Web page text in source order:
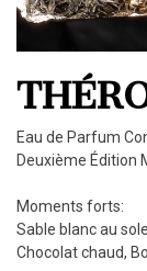
Eau de Parfum
Deuxième Édition
Moments forts:
Sable blanc au
Chocolat chaud,